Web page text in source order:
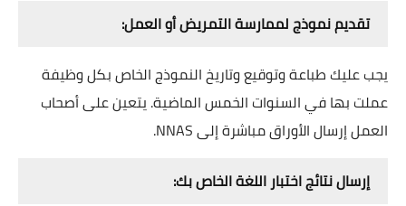
تقديم نموذج لممارسة التمريض أو العمل:
يجب عليك طباعة وتوقيع وتاريخ النموذج الخاص بكل وظيفة
عملت بها في السنوات الخمس الماضية. يتعين على أصحاب
العمل إرسال الأوراق مباشرة إلى NNAS.
إرسال نتائج اختبار اللغة الخاص بك: